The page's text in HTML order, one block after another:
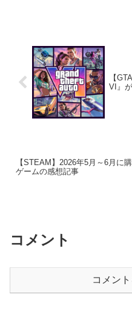
【
VI』
【STEAM】2026年5月～6月に
ゲームの感想記事
コメント
コメン